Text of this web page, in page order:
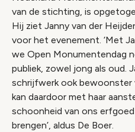
van de stichting, is
Hij ziet Janny van der
voor het evenement. ‘Met
we Open Monumentendag
publiek, zowel jong als oud.
schrijfwerk ook bewoonster
kan daardoor met haar
schoonheid van ons
brengen’, aldus De Boer.